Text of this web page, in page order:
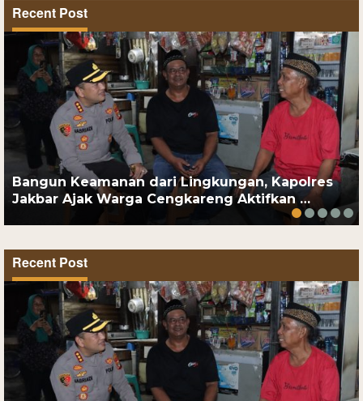
Recent Post
Bangun Keamanan dari Lingkungan, Kapolres
Jakbar Ajak Warga Cengkareng Aktifkan …
Recent Post